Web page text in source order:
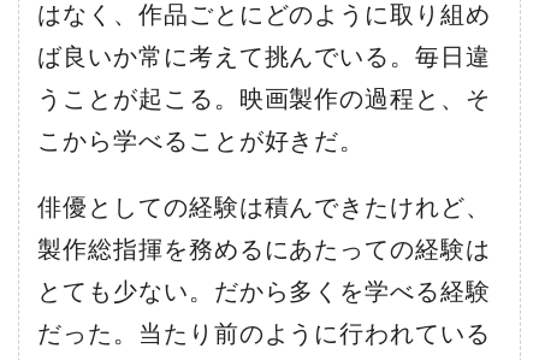
はなく、作品ごとにどのように取り組め
ば良いか常に考えて挑んでいる。毎日違
うことが起こる。映画製作の過程と、そ
こから学べることが好きだ。
俳優としての経験は積んできたけれど、
製作総指揮を務めるにあたっての経験は
とても少ない。だから多くを学べる経験
だった。当たり前のように行われている